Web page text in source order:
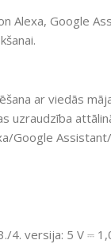
Alexa, Google
ar viedās
uzraudzība
Google
4. versija: 5 V ⎓